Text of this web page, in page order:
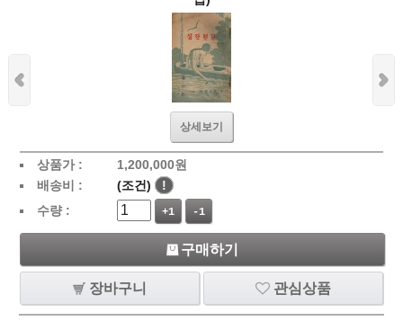
상세보기
상품가 : 1,200,000원
배송비 :
(조건)
!
수량 :
+1 -1
구매하기
장바구니 관심상품